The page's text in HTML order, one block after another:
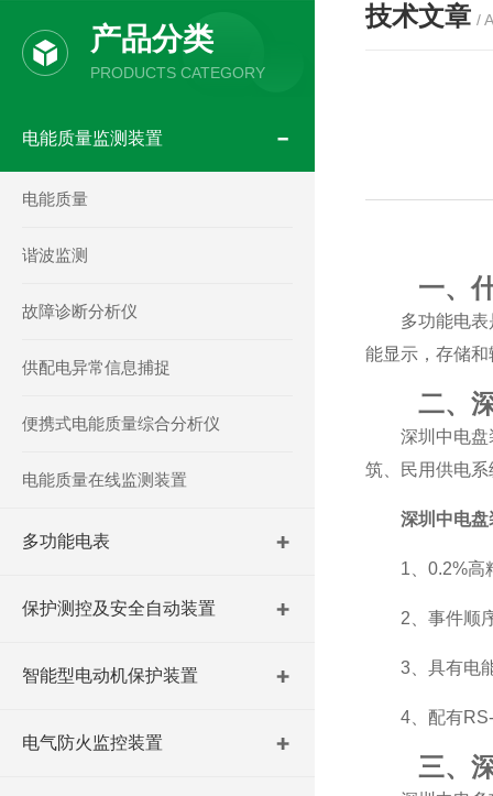
产品分类
PRODUCTS CATEGORY
电能质量监测装置
电能质量
谐波监测
故障诊断分析仪
供配电异常信息捕捉
便携式电能质量综合分析仪
电能质量在线监测装置
多功能电表
保护测控及安全自动装置
智能型电动机保护装置
电气防火监控装置
技术文章 /
一、
多功能电
能显示，存储
二、
深圳中电
筑、民用供电
深圳中电
1、0.2%高
2、事件顺
3、具有电
4、配有
三、